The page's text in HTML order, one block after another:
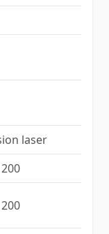
laser